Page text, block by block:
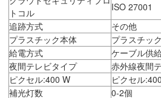
トコル
ISO 27001
追跡方式
その他
プラスチック本体
プラスチッ
給電方式
ケーブル供給
夜間テレビタイプ
赤外線夜間
ピクセル:400 W
ピクセル
補光灯数
0-2個